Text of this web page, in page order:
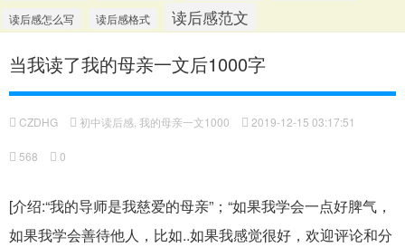
读后感怎么写 读后感格式 读后感范文
当我读了我的母亲一文后1000字
CZDHG 初中读后感 我的母亲一文1000 2019-12-15 03:17:51
568 0
[介绍:“我的导师是我慈爱的母亲”；“如果我学会一点好脾气，
如果我学会善待他人，比如..如果我感觉很好，欢迎评论和分